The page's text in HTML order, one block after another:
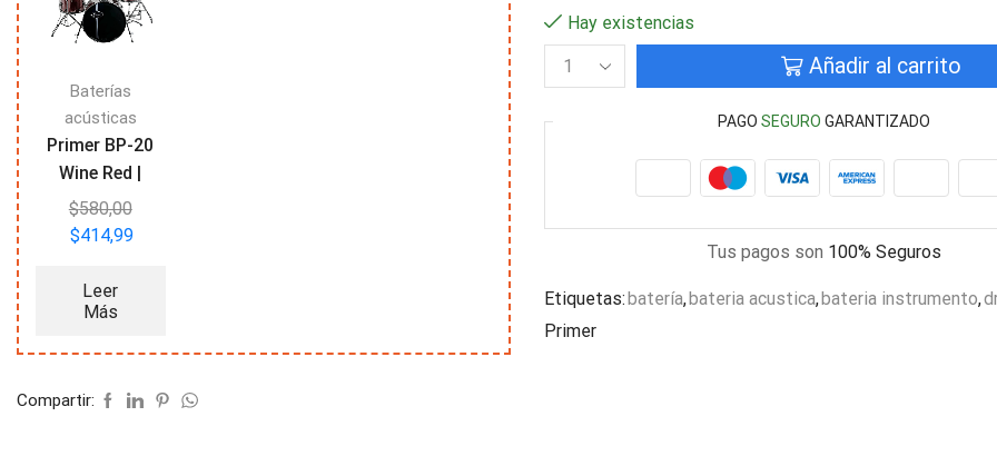
Baterías
acústicas
Primer BP-20
Wine Red |
Bateria
Acústica Roja
$580,00
$414,99
Leer
Más
Compartir:
Hay existencias
Añadir al carrito
PAGOSEGURO GARANTIZADO
Tus pagos son 100% Seguros
Etiquetas: batería, bateria acustica, bateria instrumento,
Primer